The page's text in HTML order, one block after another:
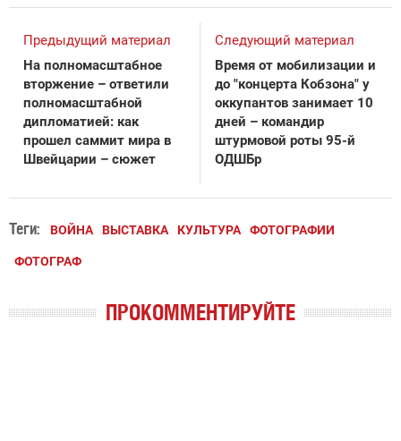
Предыдущий материал
На полномасштабное
вторжение – ответили
полномасштабной
дипломатией: как
прошел саммит мира в
Швейцарии – сюжет
Следующий материал
Время от мобилизации и
до "концерта Кобзона" у
оккупантов занимает 10
дней – командир
штурмовой роты 95-й
ОДШБр
Теги: ВОЙНА ВЫСТАВКА КУЛЬТУРА ФОТОГРАФИИ
ФОТОГРАФ
ПРОКОММЕНТИРУЙТЕ